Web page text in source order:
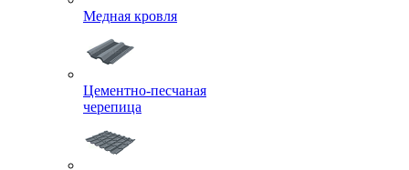
Медная кровля
Цементно-песчаная
черепица